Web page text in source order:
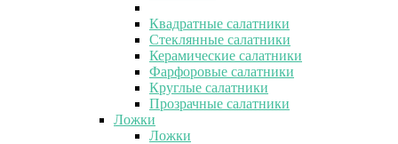
Квадратные салатники
Стеклянные салатники
Керамические салатники
Фарфоровые салатники
Круглые салатники
Прозрачные салатники
Ложки
Ложки